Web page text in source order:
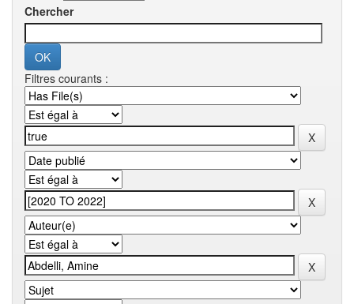
Chercher
Filtres courants :